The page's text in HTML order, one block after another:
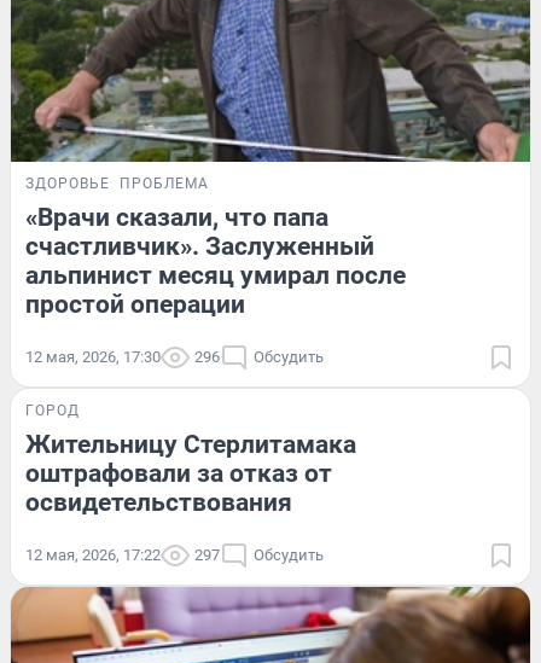
ЗДОРОВЬЕ ПРОБЛЕМА
«Врачи сказали, что папа
счастливчик». Заслуженный
альпинист месяц умирал после
простой операции
12 мая, 2026, 17:30 296 Обсудить
ГОРОД
Жительницу Стерлитамака
оштрафовали за отказ от
освидетельствования
12 мая, 2026, 17:22 297 Обсудить